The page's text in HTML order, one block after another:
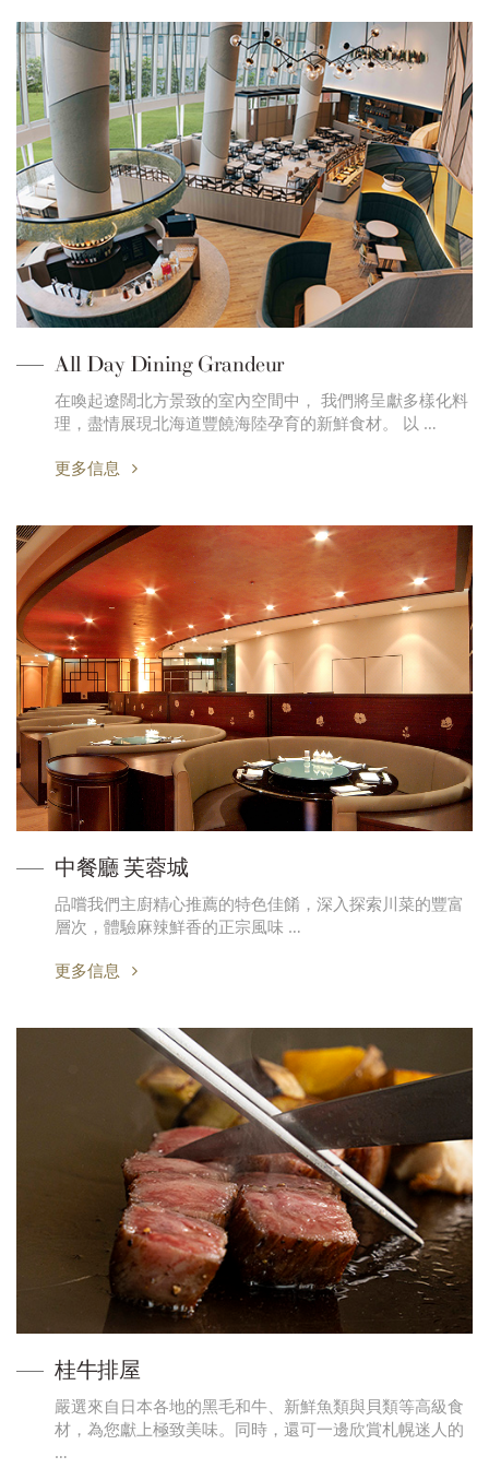
All Day Dining Grandeur
在喚起遼闊北方景致的室內空間中， 我們將呈獻多樣化料
理，盡情展現北海道豐饒海陸孕育的新鮮食材。 以 …
更多信息
中餐廳 芙蓉城
品嚐我們主廚精心推薦的特色佳餚，深入探索川菜的豐富
層次，體驗麻辣鮮香的正宗風味 …
更多信息
桂牛排屋
嚴選來自日本各地的黑毛和牛、新鮮魚類與貝類等高級食
材，為您獻上極致美味。同時，還可一邊欣賞札幌迷人的
…